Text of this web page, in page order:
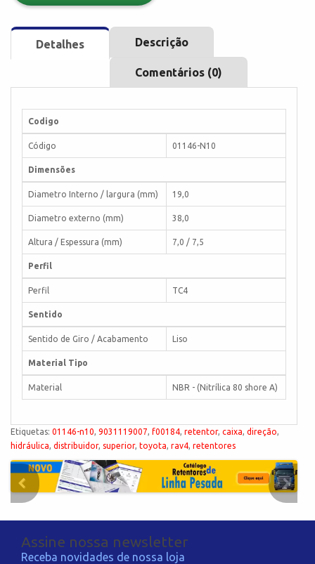
Detalhes Descrição
Comentários (0)
Codigo
Código 01146-N10
Dimensões
Diametro Interno / largura (mm) 19,0
Diametro externo (mm) 38,0
Altura / Espessura (mm) 7,0 / 7,5
Perfil
Perfil TC4
Sentido
Sentido de Giro / Acabamento Liso
Material Tipo
Material NBR - (Nitrílica 80 shore A)
Etiquetas: 01146-n10, 9031119007, f00184, retentor, caixa, direção,
hidráulica, distribuidor, superior, toyota, rav4, retentores
Assine nossa newsletter
Receba novidades de nossa loja